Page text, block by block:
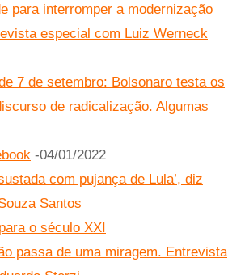
para interromper a modernização
especial com Luiz Werneck
7 de setembro: Bolsonaro testa os
de radicalização. Algumas
-04/01/2022
com pujança de Lula’, diz
Santos
o século XXI
passa de uma miragem. Entrevista